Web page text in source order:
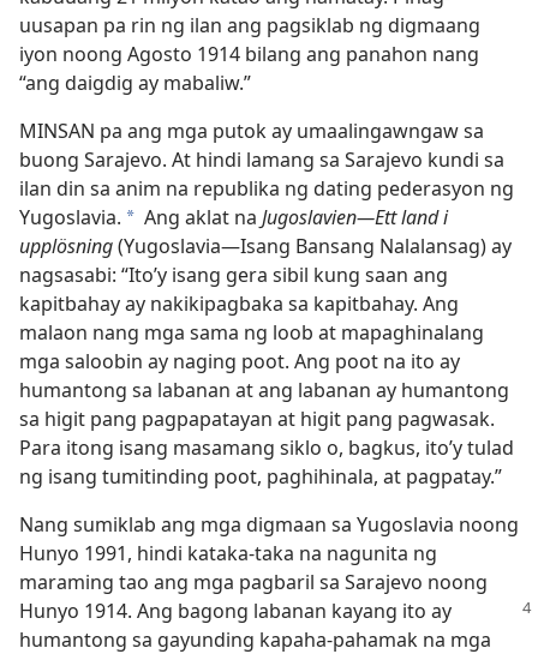
uusapan pa rin ng ilan ang pagsiklab ng digmaang
iyon noong Agosto 1914 bilang ang panahon nang
“ang daigdig ay mabaliw.”
MINSAN pa ang mga putok ay umaalingawngaw sa
buong Sarajevo. At hindi lamang sa Sarajevo kundi sa
ilan din sa anim na republika ng dating pederasyon ng
Yugoslavia. a Ang aklat na Jugoslavien​—Ett land i
upplösning(Yugoslavia​—Isang Bansang Nalalansag) ay
nagsasabi: “Ito’y isang gera sibil kung saan ang
kapitbahay ay nakikipagbaka sa kapitbahay. Ang
malaon nang mga sama ng loob at mapaghinalang
mga saloobin ay naging poot. Ang poot na ito ay
humantong sa labanan at ang labanan ay humantong
sa higit pang pagpapatayan at higit pang pagwasak.
Para itong isang masamang siklo o, bagkus, ito’y tulad
ng isang tumitinding poot, paghihinala, at pagpatay.”
Nang sumiklab ang mga digmaan sa Yugoslavia noong
Hunyo 1991, hindi kataka-taka na nagunita ng
maraming tao ang mga pagbaril sa Sarajevo noong
Hunyo 1914. Ang bagong labanan kayang ito ay
humantong sa gayunding kapaha-pahamak na mga